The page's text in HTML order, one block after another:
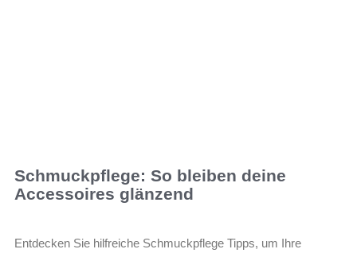
Schmuckpflege: So bleiben deine
Accessoires glänzend
Entdecken Sie hilfreiche Schmuckpflege Tipps, um Ihre